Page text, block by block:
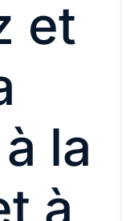
et
la
à